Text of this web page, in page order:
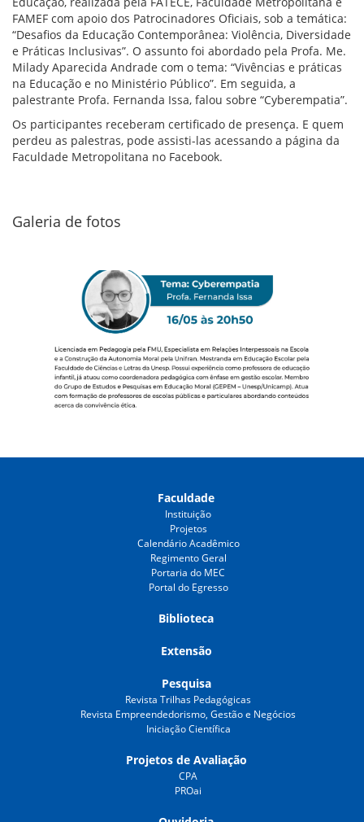
FAMEF com apoio dos Patrocinadores Oficiais, sob a temática:
“Desafios da Educação Contemporânea: Violência, Diversidade
e Práticas Inclusivas”. O assunto foi abordado pela Profa. Me.
Milady Aparecida Andrade com o tema: “Vivências e práticas
na Educação e no Ministério Público”. Em seguida, a
palestrante Profa. Fernanda Issa, falou sobre “Cyberempatia”.
Os participantes receberam certificado de presença. E quem
perdeu as palestras, pode assisti-las acessando a página da
Faculdade Metropolitana no Facebook.
Galeria de fotos
Faculdade
Instituição
Projetos
Calendário Acadêmico
Regimento Geral
Portaria do MEC
Portal do Egresso
Biblioteca
Extensão
Pesquisa
Revista Trilhas Pedagógicas
Revista Empreendedorismo, Gestão e Negócios
Iniciação Científica
Projetos de Avaliação
CPA
PROai